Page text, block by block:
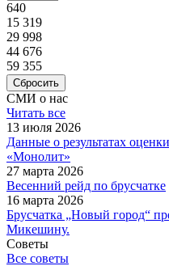
640
15 319
29 998
44 676
59 355
Сбросить
СМИ о нас
Читать все
13 июля 2026
Данные о результатах
«Монолит»
27 марта 2026
Весенний рейд по брусчатке
16 марта 2026
Брусчатка „Новый город“
Микешину.
Советы
Все советы